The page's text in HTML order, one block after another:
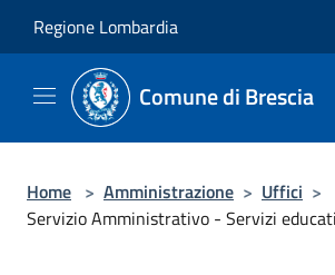
Regione Lombardia
Comune di Brescia
Home > Amministrazione > Uffici >
Servizio Amministrativo - Servizi